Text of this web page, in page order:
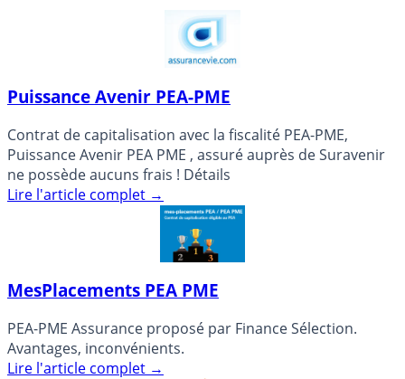
Puissance Avenir PEA-PME
Contrat de capitalisation avec la fiscalité PEA-PME,
Puissance Avenir PEA PME , assuré auprès de Suravenir
ne possède aucuns frais ! Détails
Lire l'article complet →
MesPlacements PEA PME
PEA-PME Assurance proposé par Finance Sélection.
Avantages, inconvénients.
Lire l'article complet →